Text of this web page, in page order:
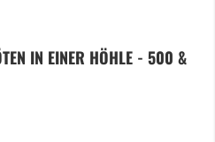
IN EINER HÖHLE - 500 &